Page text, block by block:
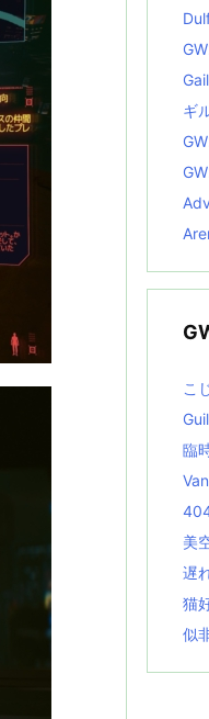
ギ
こ
臨
美
遅
猫
似